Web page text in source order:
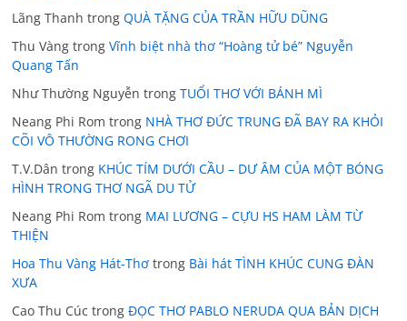
Lãng Thanh trongQUÀ TẶNG CỦA TRẦN HỮU DŨNG
Thu Vàng trongVĩnh biệt nhà thơ “Hoàng tử bé” Nguyễn
Quang Tấn
Như Thường Nguyễn trongTUỔI THƠ VỚI BÁNH MÌ
Neang Phi Rom trong NHÀ THƠ ĐỨC TRUNG ĐÃ BAY RA KHỎI
CÕI VÔ THƯỜNG RONG CHƠI
T.V.Dân trong KHÚC TÍM DƯỚI CẦU – DƯ ÂM CỦA MỘT BÓNG
HÌNH TRONG THƠ NGÃ DU TỬ
Neang Phi Rom trong MAI LƯƠNG – CỰU HS HAM LÀM TỪ
THIỆN
Hoa Thu Vàng Hát-Thơ trong Bài hát TÌNH KHÚC CUNG ĐÀN
XƯA
Cao Thu Cúc trongĐỌC THƠ PABLO NERUDA QUA BẢN DỊCH